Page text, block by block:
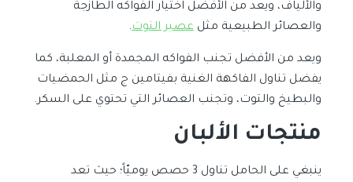
والألياف، ويعد من الأفضل اختيار الفواكه الطازجة
والعصائر الطبيعية مثل عصير التوت.
ويعد من الأفضل تجنب الفواكه المجمدة أو المعلبة، كما
يفضل تناول الفاكهة الغنية بفيتامين ج مثل الحمضيات
والبطيخ والتوت، وتجنب العصائر التي تحتوي على السكر.
منتجات الألبان
ينبغي على الحامل تناول 3 حصص يوميّاً؛ حيث تعد